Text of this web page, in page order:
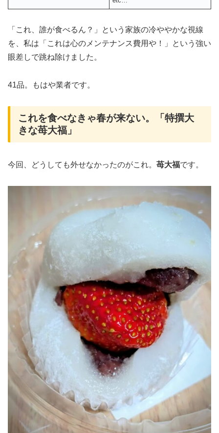
「これ、誰が食べるん？」という家族の冷ややかな視線
を、私は「これは心のメンテナンス費用や！」という強い
眼差しで跳ね除けました。
41品。もはや業者です。
これを食べなきゃ春が来ない。「特撰大
きな苺大福」
今回、どうしても外せなかったのがこれ。 苺大福です。